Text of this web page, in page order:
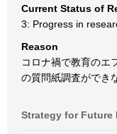
Current Status of
3: Progress in
Reason
コロナ禍で教育のエ
の質問紙調査ができ
Strategy for Future